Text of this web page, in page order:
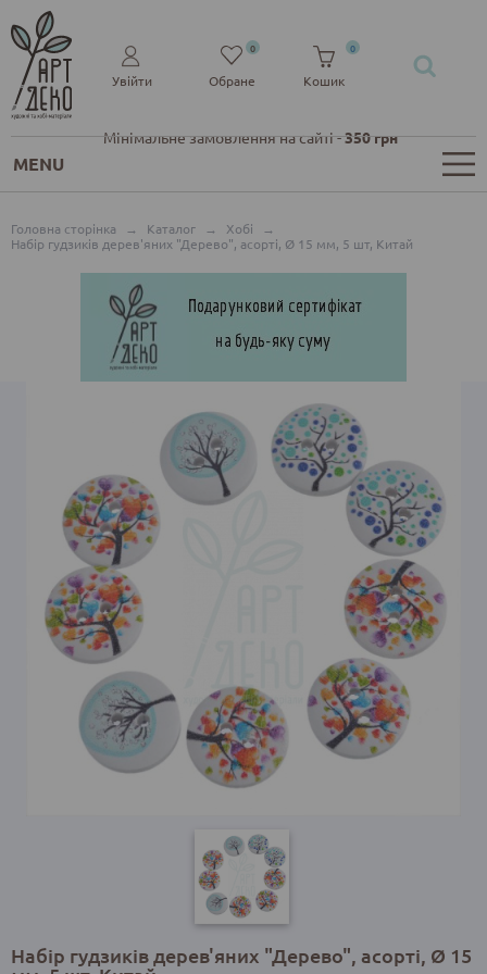
Мінімальне замовлення на сайті -350 грн
Увійти Обране
0
Кошик
0
MENU
Головна сторінка → Каталог → Хобі
→
Набір гудзиків дерев'яних "Дерево", асорті, Ø 15 мм, 5 шт, Китай
Набір гудзиків дерев'яних "Дерево", асорті, Ø 15